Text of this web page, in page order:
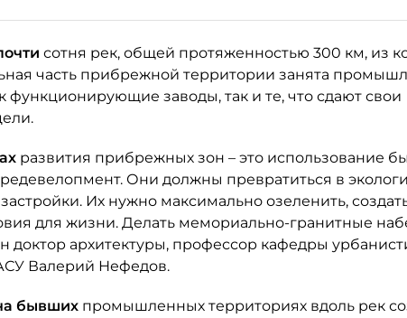
сотня рек, общей протяженностью 300 км, из
часть прибрежной территории занята
функционирующие заводы, так и те, что сдают свои
развития прибрежных зон – это использование
Они должны превратиться в
Их нужно максимально озеленить,
для жизни. Делать мемориально-гранитные
доктор архитектуры, профессор кафедры
Валерий Нефедов.
бывших промышленных территориях вдоль рек